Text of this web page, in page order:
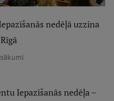
nedēļā uzzina
Iepazīšanās nedēļa –